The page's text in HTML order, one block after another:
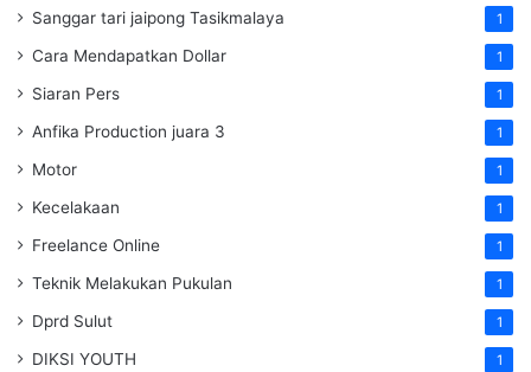
Sanggar tari jaipong Tasikmalaya 1
Cara Mendapatkan Dollar 1
Siaran Pers 1
Anfika Production juara 3 1
Motor 1
Kecelakaan 1
Freelance Online 1
Teknik Melakukan Pukulan 1
Dprd Sulut 1
DIKSI YOUTH 1